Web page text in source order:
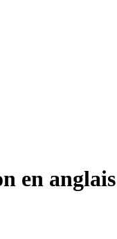
en anglais